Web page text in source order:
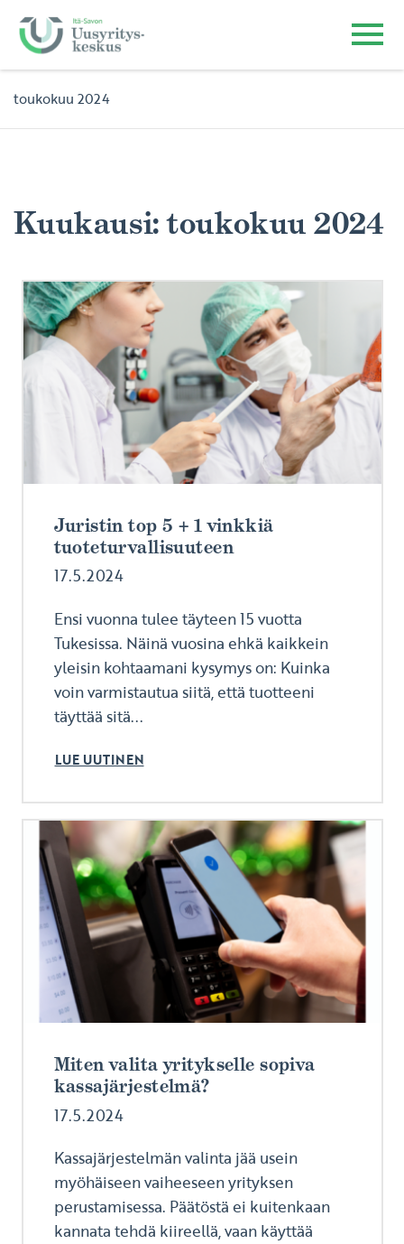
toukokuu 2024
Kuukausi:toukokuu 2024
Juristin top 5 + 1 vinkkiä
tuoteturvallisuuteen
17.5.2024
Ensi vuonna tulee täyteen 15 vuotta
Tukesissa. Näinä vuosina ehkä kaikkein
yleisin kohtaamani kysymys on: Kuinka
voin varmistautua siitä, että tuotteeni
täyttää sitä...
LUE UUTINEN
Miten valita yritykselle sopiva
kassajärjestelmä?
17.5.2024
Kassajärjestelmän valinta jää usein
myöhäiseen vaiheeseen yrityksen
perustamisessa. Päätöstä ei kuitenkaan
kannata tehdä kiireellä, vaan käyttää